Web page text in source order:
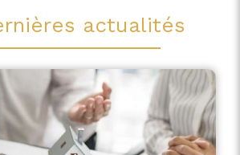
actualités